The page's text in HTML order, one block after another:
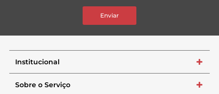
Enviar
Institucional +
Sobre o Serviço +